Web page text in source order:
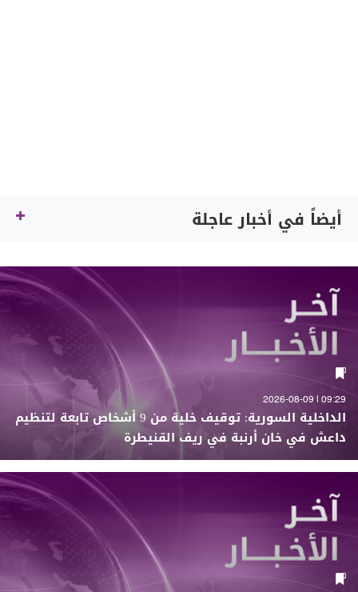
أيضاً في أخبار عاجلة
09:29 | 2026-08-09
الداخلية السورية: توقيف خلية من 9 أشخاص تابعة لتنظيم
داعش في خان أرنبة في ريف القنيطرة